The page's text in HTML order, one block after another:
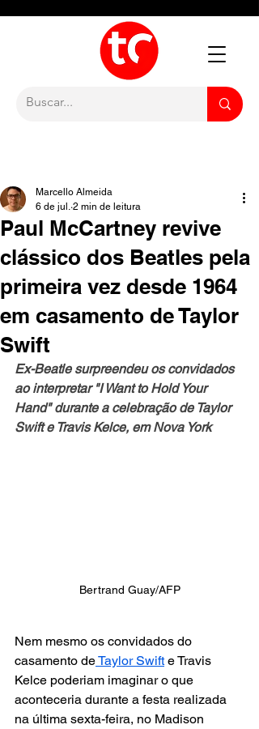
Paul McCartney revive
clássico dos Beatles pela
primeira vez desde 1964
em casamento de Taylor
Swift
Marcello Almeida
6 de jul. 2 min de leitura
Ex-Beatle surpreendeu os convidados
ao interpretar "I Want to Hold Your
Hand" durante a celebração de Taylor
Swift e Travis Kelce, em Nova York
Bertrand Guay/AFP
Nem mesmo os convidados do
casamento de Taylor Swift e Travis
Kelce poderiam imaginar o que
aconteceria durante a festa realizada
na última sexta-feira, no Madison